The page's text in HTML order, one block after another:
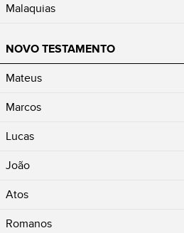
Malaquias
NOVO TESTAMENTO
Mateus
Marcos
Lucas
João
Atos
Romanos